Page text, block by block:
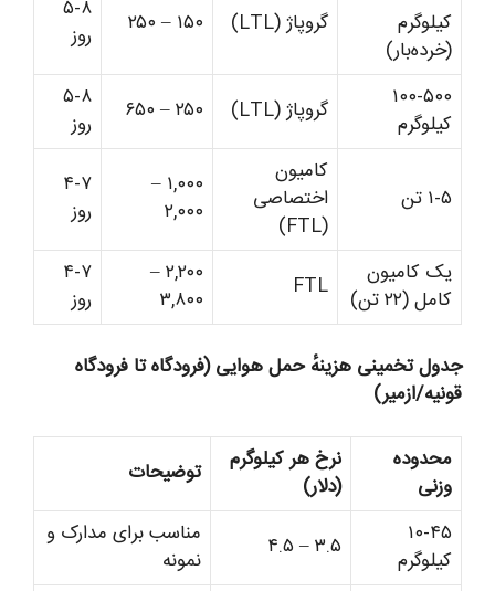
کیلوگرم
(خرده‌بار)
گروپاژ (LTL) ۱۵۰ – ۲۵۰
۵-۸
روز
۱۰۰-۵۰۰
کیلوگرم
گروپاژ (LTL) ۲۵۰ – ۶۵۰
۵-۸
روز
۱-۵ تن
کامیون
اختصاصی
(FTL)
۱,۰۰۰ –
۲,۰۰۰
۴-۷
روز
یک کامیون
کامل (۲۲ تن)
FTL
۲,۲۰۰ –
۳,۸۰۰
۴-۷
روز
جدول تخمینی هزینهٔ حمل هوایی (فرودگاه تا فرودگاه
قونیه/ازمیر)
محدوده
وزنی
نرخ هر کیلوگرم
(دلار)
توضیحات
۱۰-۴۵
کیلوگرم
۳.۵ – ۴.۵
مناسب برای مدارک و
نمونه